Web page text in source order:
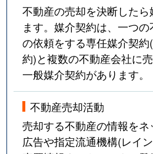
不動産の売却を決断した
ます。媒介契約は、一つ
の依頼をする専任媒介契
約)と複数の不動産会社に
一般媒介契約があります。
不動産売却活動
売却する不動産の情報を
広告や指定流通機構(レイ